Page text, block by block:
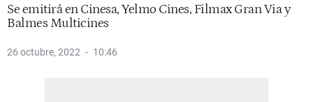
Se emitirá en Cinesa, Yelmo Cines, Filmax Gran Via y
Balmes Multicines
26 octubre, 2022 10:46